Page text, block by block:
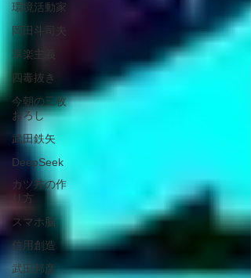
環境活動家
岡田斗司夫
享楽主義
四毒抜き
今朝の三枚
おろし
武田鉄矢
DeepSeek
カツ丼の作
り方
スマホ脳
信用創造
武田邦彦